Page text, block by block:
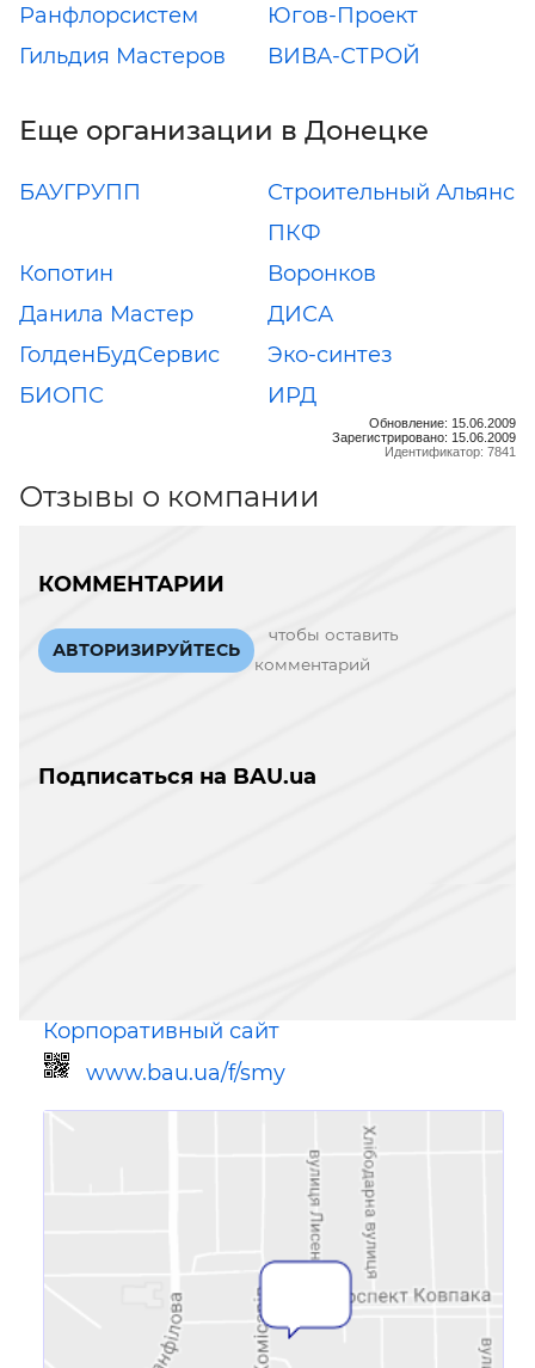
Ранфлорсистем
Югов-Проект
Гильдия Мастеров
ВИВА-СТРОЙ
Еще организации в Донецке
БАУГРУПП
Строительный Альянс
ПКФ
Копотин
Воронков
Данила Мастер
ДИСА
ГолденБудСервис
Эко-синтез
БИОПС
ИРД
Обновление: 15.06.2009
Зарегистрировано: 15.06.2009
Идентификатор: 7841
Отзывы о компании
КОММЕНТАРИИ
АВТОРИЗИРУЙТЕСЬ
чтобы оставить
комментарий
Подписаться на BAU.ua
Корпоративный сайт
www.bau.ua/f/smy
Ссылка для мобильных устройств